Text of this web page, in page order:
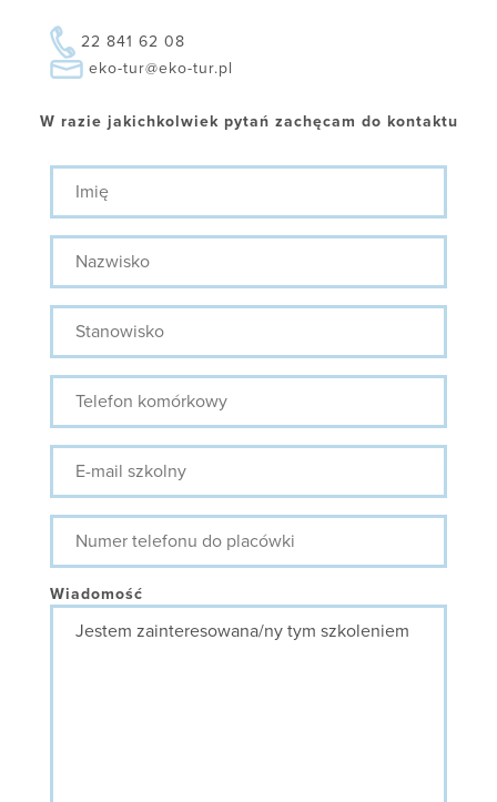
22 841 62 08
eko-tur@eko-tur.pl
W razie jakichkolwiek pytań zachęcam do kontaktu
Imię
Nazwisko
Stanowisko
Telefon
komórkowy
E-
mail
szkolny
Numer
telefonu
do
Wiadomość